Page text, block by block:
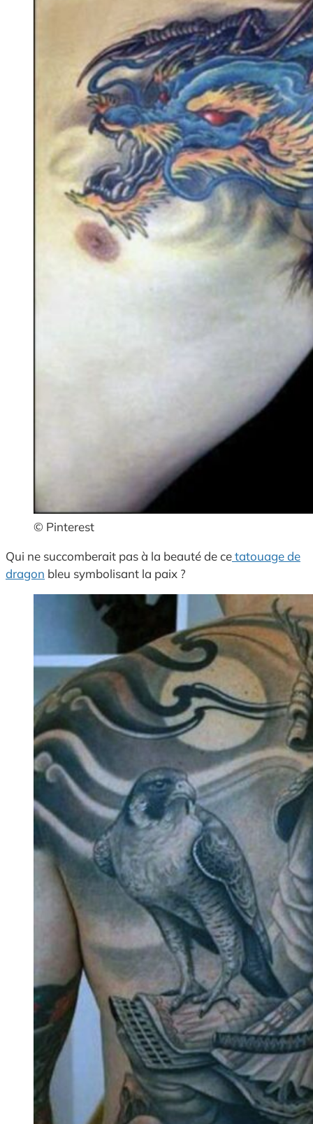
© Pinterest
Qui ne succomberait pas à la beauté de cetatouage de
dragon bleu symbolisant la paix ?